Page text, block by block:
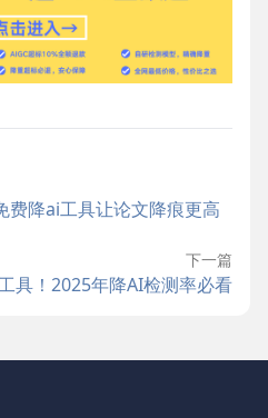
费降ai工具让论文降痕更高
下一篇
具！2025年降AI检测率必看